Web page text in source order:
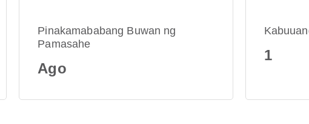
Pinakamababang Buwan ng
Pamasahe
Ago
1